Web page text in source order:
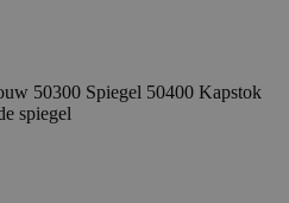
50300 Spiegel 50400 Kapstok
spiegel